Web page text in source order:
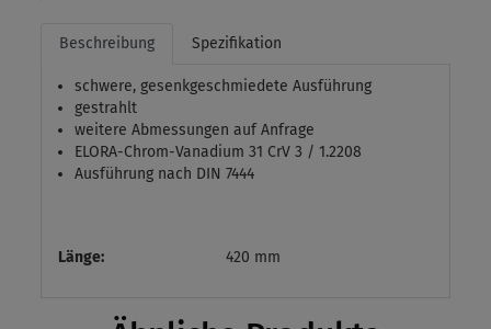
Beschreibung Spezifikation
schwere, gesenkgeschmiedete Ausführung
gestrahlt
weitere Abmessungen auf Anfrage
ELORA-Chrom-Vanadium 31 CrV 3 / 1.2208
Ausführung nach DIN 7444
Länge: 420 mm